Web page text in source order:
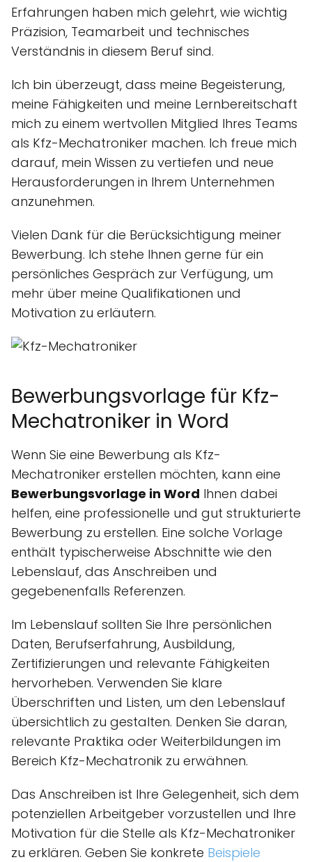
Erfahrungen haben mich gelehrt, wie wichtig
Präzision, Teamarbeit und technisches
Verständnis in diesem Beruf sind.
Ich bin überzeugt, dass meine Begeisterung,
meine Fähigkeiten und meine Lernbereitschaft
mich zu einem wertvollen Mitglied Ihres Teams
als Kfz-Mechatroniker machen. Ich freue mich
darauf, mein Wissen zu vertiefen und neue
Herausforderungen in Ihrem Unternehmen
anzunehmen.
Vielen Dank für die Berücksichtigung meiner
Bewerbung. Ich stehe Ihnen gerne für ein
persönliches Gespräch zur Verfügung, um
mehr über meine Qualifikationen und
Motivation zu erläutern.
Bewerbungsvorlage für Kfz-
Mechatroniker in Word
Wenn Sie eine Bewerbung als Kfz-
Mechatroniker erstellen möchten, kann eine
Bewerbungsvorlage in Word Ihnen dabei
helfen, eine professionelle und gut strukturierte
Bewerbung zu erstellen. Eine solche Vorlage
enthält typischerweise Abschnitte wie den
Lebenslauf, das Anschreiben und
gegebenenfalls Referenzen.
Im Lebenslauf sollten Sie Ihre persönlichen
Daten, Berufserfahrung, Ausbildung,
Zertifizierungen und relevante Fähigkeiten
hervorheben. Verwenden Sie klare
Überschriften und Listen, um den Lebenslauf
übersichtlich zu gestalten. Denken Sie daran,
relevante Praktika oder Weiterbildungen im
Bereich Kfz-Mechatronik zu erwähnen.
Das Anschreiben ist Ihre Gelegenheit, sich dem
potenziellen Arbeitgeber vorzustellen und Ihre
Motivation für die Stelle als Kfz-Mechatroniker
zu erklären. Geben Sie konkrete Beispiele